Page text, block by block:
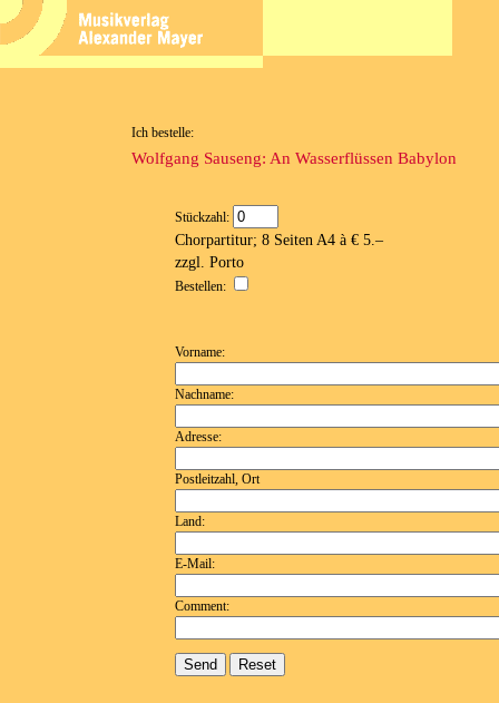
Ich bestelle:
Wolfgang Sauseng: An Wasserflüssen Babylon
Stückzahl:
Chorpartitur; 8 Seiten A4 à € 5.–
zzgl. Porto
Bestellen:
Vorname:
Nachname:
Adresse:
Postleitzahl, Ort
Land:
E-Mail:
Comment: